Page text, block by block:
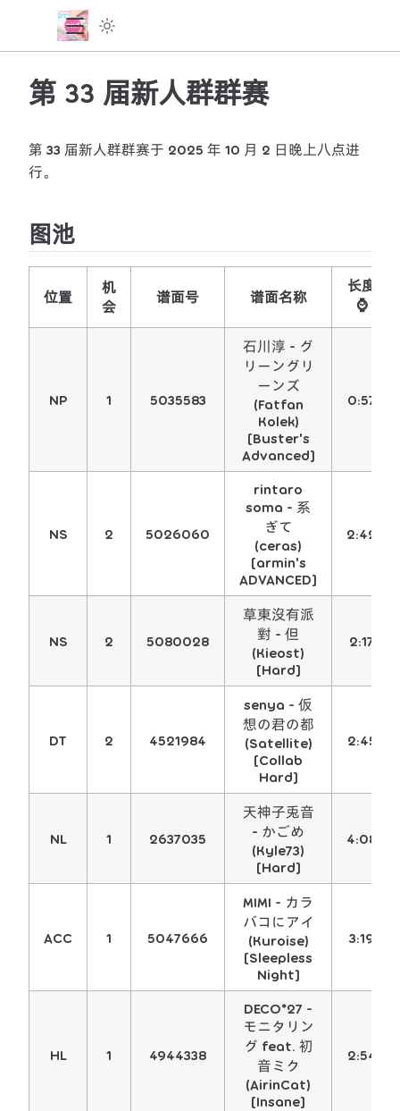
第 33 届新人群群赛
第 33 届新人群群赛于 2025 年 10 月 2 日晚上八点进
行。
图池
位置
机
会
谱面号 谱面名称
长度
⌚
NP 1 5035583
石川淳 - グ
リーングリ
ーンズ
(Fatfan
Kolek)
[Buster's
Advanced]
0:57
NS 2 5026060
rintaro
soma - 系
ぎて
(ceras)
[armin's
ADVANCED]
2:42
NS 2 5080028
草東沒有派
對 - 但
(Kieost)
[Hard]
2:17
DT 2 4521984
senya - 仮
想の君の都
(Satellite)
[Collab
Hard]
2:45
NL 1 2637035
天神子兎音
- かごめ
(Kyle73)
[Hard]
4:08
ACC 1 5047666
MIMI - カラ
バコにアイ
(Kuroise)
[Sleepless
Night]
3:19
HL 1 4944338
DECO*27 -
モニタリン
グ feat. 初
音ミク
(AirinCat)
[Insane]
2:54